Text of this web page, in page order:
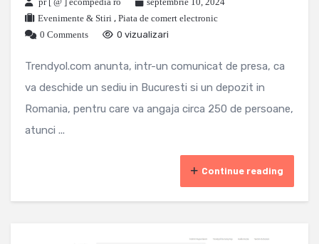
Evenimente & Stiri , Piata de comert electronic
0 Comments
0 vizualizari
Trendyol.com anunta, intr-un comunicat de presa, ca
va deschide un sediu in Bucuresti si un depozit in
Romania, pentru care va angaja circa 250 de persoane,
atunci ...
Continue reading